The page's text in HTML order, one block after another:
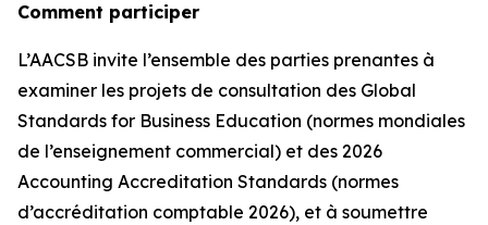
Comment participer
L’AACSB invite l’ensemble des parties prenantes à
examiner les projets de consultation des Global
Standards for Business Education (normes mondiales
de l’enseignement commercial) et des 2026
Accounting Accreditation Standards (normes
d’accréditation comptable 2026), et à soumettre